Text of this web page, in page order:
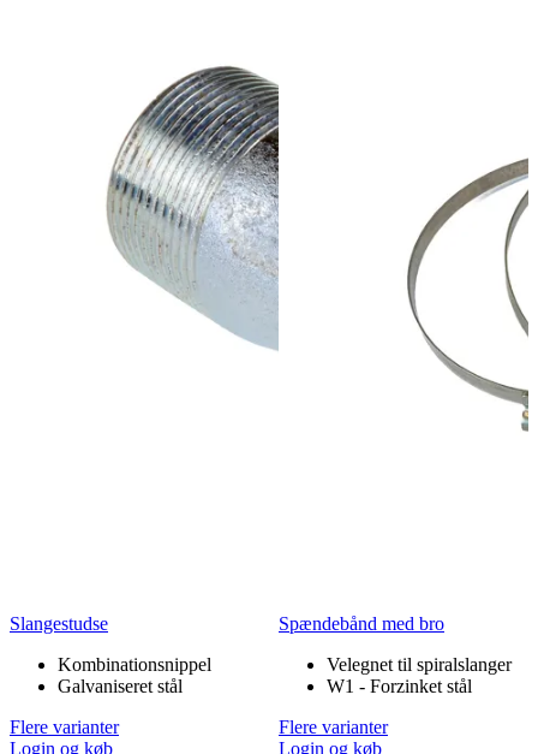
Slangestudse
Kombinationsnippel
Galvaniseret stål
Flere varianter
Login og køb
Spændebånd med bro
Velegnet til spiralslanger
W1 - Forzinket stål
Flere varianter
Login og køb